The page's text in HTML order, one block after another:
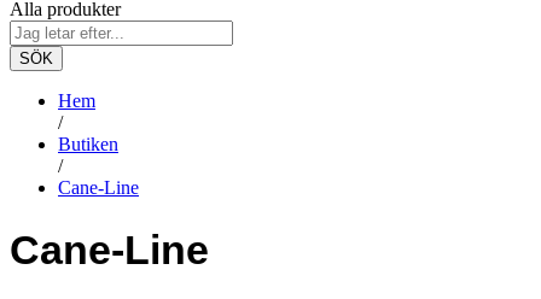
Alla produkter
SÖK
Hem
/
Butiken
/
Cane-Line
Cane-Line